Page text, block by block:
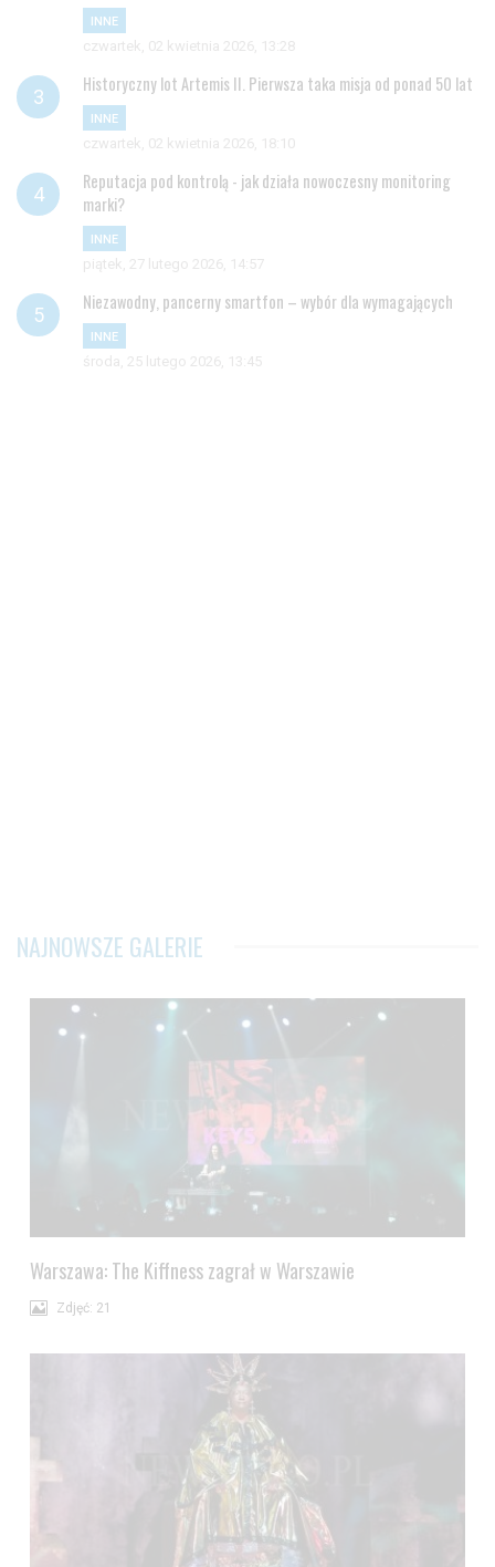
INNE
czwartek, 02 kwietnia 2026, 13:28
Historyczny lot Artemis II. Pierwsza taka misja od ponad 50 lat
INNE
czwartek, 02 kwietnia 2026, 18:10
Reputacja pod kontrolą - jak działa nowoczesny monitoring
marki?
INNE
piątek, 27 lutego 2026, 14:57
Niezawodny, pancerny smartfon – wybór dla wymagających
INNE
środa, 25 lutego 2026, 13:45
NAJNOWSZE GALERIE
Warszawa: The Kiffness zagrał w Warszawie
Zdjęć: 21